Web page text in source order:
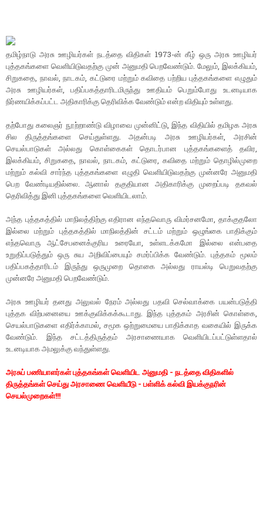
தமிழ்நாடு அரசு ஊழியர்கள் நடத்தை விதிகள் 1973-ன் கீழ் ஒரு அரசு ஊழியர்
புத்தகங்களை வெளியிடுவதற்கு முன் அனுமதி பெறவேண்டும். மேலும், இலக்கியம்,
சிறுகதை, நாவல், நாடகம், கட்டுரை மற்றும் கவிதை பற்றிய புத்தகங்களை எழுதும்
அரசு ஊழியர்கள், பதிப்பகத்தாரிடமிருந்து ஊதியம் பெறும்போது உடனடியாக
நிர்ணயிக்கப்பட்ட அதிகாரிக்கு தெரிவிக்க வேண்டும் என்ற விதியும் உள்ளது.
தற்போது கலைஞர் நூற்றாண்டு விழாவை முன்னிட்டு, இந்த விதியில் தமிழக அரசு
சில திருத்தங்களை செய்துள்ளது. அதன்படி அரசு ஊழியர்கள், அரசின்
செயல்பாடுகள் அல்லது கொள்கைகள் தொடர்பான புத்தகங்களைத் தவிர,
இலக்கியம், சிறுகதை, நாவல், நாடகம், கட்டுரை, கவிதை மற்றும் தொழில்முறை
மற்றும் கல்வி சார்ந்த புத்தகங்களை எழுதி வெளியிடுவதற்கு முன்னரே அனுமதி
பெற வேண்டியதில்லை. ஆனால் தகுதியான அதிகாரிக்கு முறைப்படி தகவல்
தெரிவித்து இனி புத்தகங்களை வெளியிடலாம்.
அந்த புத்தகத்தில் மாநிலத்திற்கு எதிரான எந்தவொரு விமர்சனமோ, தாக்குதலோ
இல்லை மற்றும் புத்தகத்தில் மாநிலத்தின் சட்டம் மற்றும் ஒழுங்கை பாதிக்கும்
எந்தவொரு ஆட்சேபனைக்குரிய உரையோ, உள்ளடக்கமோ இல்லை என்பதை
உறுதிப்படுத்தும் ஒரு சுய அறிவிப்பையும் சமர்ப்பிக்க வேண்டும். புத்தகம் மூலம்
பதிப்பகத்தாரிடம் இருந்து ஒருமுறை தொகை அல்லது ராயல்டி பெறுவதற்கு
முன்னரே அனுமதி பெறவேண்டும்.
அரசு ஊழியர் தனது அலுவல் நேரம் அல்லது பதவி செல்வாக்கை பயன்படுத்தி
புத்தக விற்பனையை ஊக்குவிக்கக்கூடாது. இந்த புத்தகம் அரசின் கொள்கை,
செயல்பாடுகளை எதிர்க்காமல், சமூக ஒற்றுமையை பாதிக்காத வகையில் இருக்க
வேண்டும். இந்த சட்டத்திருத்தம் அரசாணையாக வெளியிடப்பட்டுள்ளதால்
உடனடியாக அமலுக்கு வந்துள்ளது.
அரசுப் பணியாளர்கள் புத்தகங்கள் வெளியிட அனுமதி - நடத்தை விதிகளில்
திருத்தங்கள் செய்து அரசாணை வெளியீடு - பள்ளிக் கல்வி இயக்குநரின்
செயல்முறைகள்!!!